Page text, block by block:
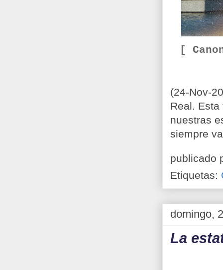
[
(24-Nov-
Real.
nuestras
siempre
publicado
Etiquetas:
domingo,
La